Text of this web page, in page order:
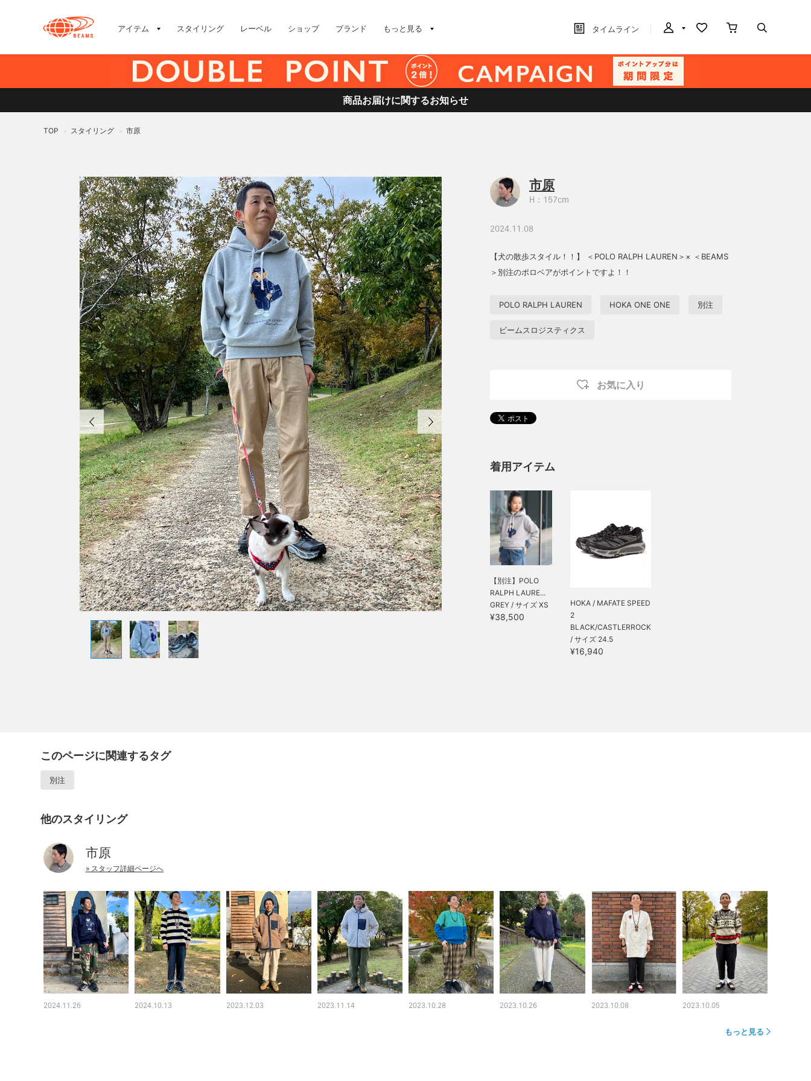
アイテム スタイリング レーベル ショップ ブランド もっと見る タイムライン
商品お届けに関するお知らせ
TOP > スタイリング > 市原
市原
H：157cm
2024.11.08
【犬の散歩スタイル！！】 ＜POLO RALPH LAUREN＞× ＜BEAMS
＞別注のポロベアがポイントですよ！！
POLO RALPH LAUREN HOKA ONE ONE 別注
ビームスロジスティクス
お気に入り
着用アイテム
【別注】POLO
RALPH LAURE...
GREY / サイズ XS
¥38,500
HOKA / MAFATE SPEED
2
BLACK/CASTLERROCK
/ サイズ 24.5
¥16,940
このページに関連するタグ
別注
他のスタイリング
市原
» スタッフ詳細ページへ
2024.11.26 2024.10.13 2023.12.03 2023.11.14 2023.10.28 2023.10.26 2023.10.08 2023.10.05
もっと見る